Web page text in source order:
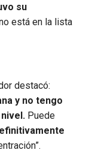
su
está en la lista
destacó:
y no tengo
Puede